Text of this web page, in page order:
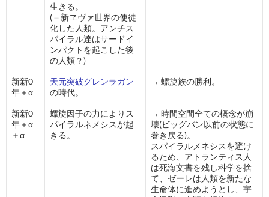
生きる。
(＝新ヱヴァ世界の使徒
化した人類。アンチス
パイラル達はサードイ
ンパクトを起こした後
の人類？)
新新0
年＋α
天元突破グレンラガン
の時代。
→ 螺旋族の勝利。
新新0
年＋α
＋α
螺旋因子の力によりス
パイラルネメシスが起
きる。
→ 時間空間全ての概念が崩
壊(ビッグバン以前の状態に
巻き戻る)。
スパイラルメネシスを避け
るため、アトランティス人
は死海文書を残し科学を捨
て、ゼーレは人類を新たな
生命体に進めようとし、宇